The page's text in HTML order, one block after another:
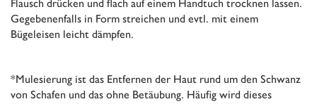
Gegebenenfalls in Form streichen und evtl. mit einem
Bügeleisen leicht dämpfen.
*Mulesierung ist das Entfernen der Haut rund um den Schwanz
von Schafen und das ohne Betäubung. Häufig wird dieses